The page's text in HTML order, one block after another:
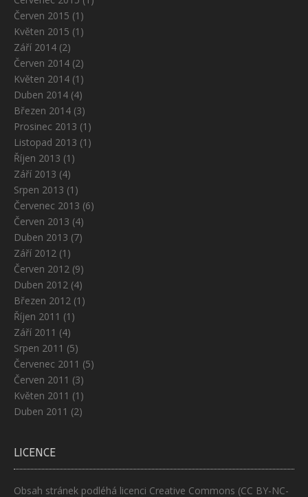
Červen 2015 (1)
Květen 2015 (1)
Září 2014 (2)
Červen 2014 (2)
Květen 2014 (1)
Duben 2014 (4)
Březen 2014 (3)
Prosinec 2013 (1)
Listopad 2013 (1)
Říjen 2013 (1)
Září 2013 (4)
Srpen 2013 (1)
Červenec 2013 (6)
Červen 2013 (4)
Duben 2013 (7)
Září 2012 (1)
Červen 2012 (9)
Duben 2012 (4)
Březen 2012 (1)
Říjen 2011 (1)
Září 2011 (4)
Srpen 2011 (5)
Červenec 2011 (5)
Červen 2011 (3)
Květen 2011 (1)
Duben 2011 (2)
LICENCE
Obsah stránek podléhá licenci Creative Commons (CC BY-NC-